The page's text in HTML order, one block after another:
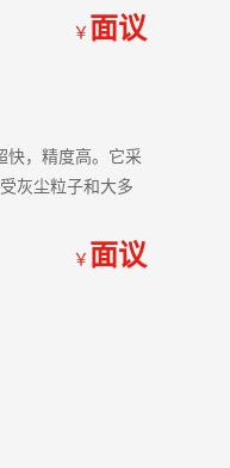
￥ 面议
快，精度高。它采
灰尘粒子和大多
￥ 面议